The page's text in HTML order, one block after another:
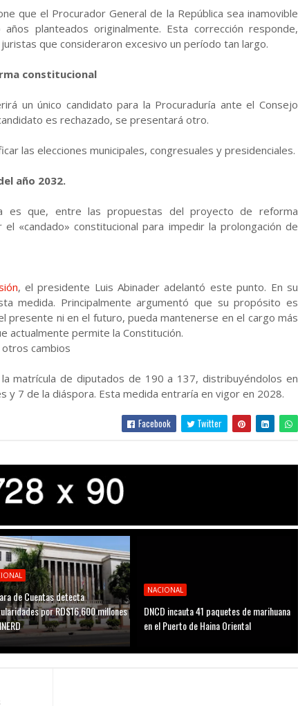
que el Procurador General de la República sea inamovible
planteados originalmente. Esta corrección responde,
que consideraron excesivo un período tan largo.
constitucional
un único candidato para la Procuraduría ante el Consejo
es rechazado, se presentará otro.
las elecciones municipales, congresuales y presidenciales.
año 2032.
es que, entre las propuestas del proyecto de reforma
«candado» constitucional para impedir la prolongación de
, el presidente Luis Abinader adelantó este punto. En su
medida. Principalmente argumentó que su propósito es
presente ni en el futuro, pueda mantenerse en el cargo más
actualmente permite la Constitución.
cambios
matrícula de diputados de 190 a 137, distribuyéndolos en
y 7 de la diáspora. Esta medida entraría en vigor en 2028.
Facebook Twitter
de Cuentas detecta
por RD$16,600 millones
NACIONAL
DNCD incauta 41 paquetes de marihuana
en el Puerto de Haina Oriental